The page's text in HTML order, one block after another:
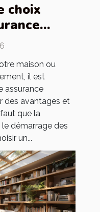
choix
maison ou
il est
assurance
des avantages et
que la
démarrage des
un...